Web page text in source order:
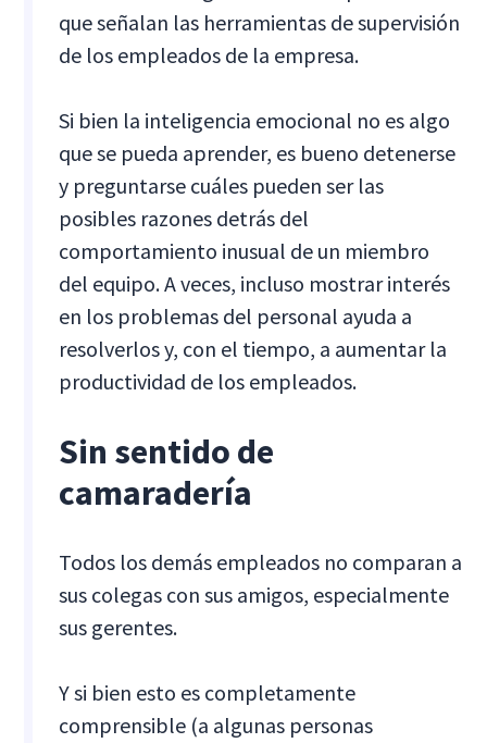
que señalan las herramientas de supervisión
de los empleados de la empresa.
Si bien la inteligencia emocional no es algo
que se pueda aprender, es bueno detenerse
y preguntarse cuáles pueden ser las
posibles razones detrás del
comportamiento inusual de un miembro
del equipo. A veces, incluso mostrar interés
en los problemas del personal ayuda a
resolverlos y, con el tiempo, a aumentar la
productividad de los empleados.
Sin sentido de
camaradería
Todos los demás empleados no comparan a
sus colegas con sus amigos, especialmente
sus gerentes.
Y si bien esto es completamente
comprensible (a algunas personas